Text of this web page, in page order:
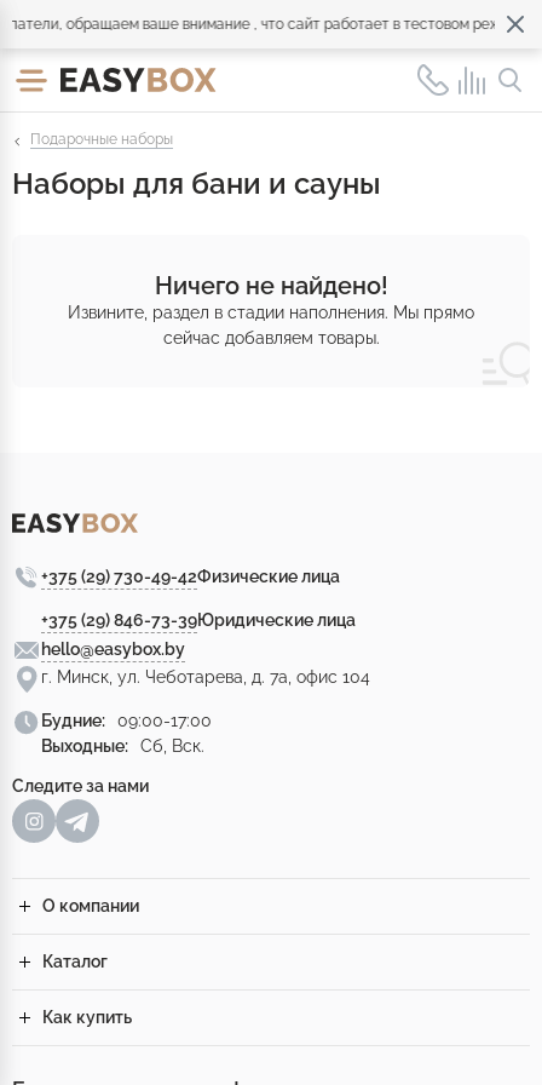
обращаем ваше внимание , что сайт работает в тестовом режиме.
Подарочные наборы
Наборы для бани и сауны
Ничего не найдено!
Извините, раздел в стадии наполнения. Мы прямо
сейчас добавляем товары.
+375 (29) 730-49-42Физические лица
+375 (29) 846-73-39Юридические лица
hello@easybox.by
г. Минск, ул. Чеботарева, д. 7а, офис 104
Будние:
09:00-17:00
Выходные:
Сб, Вск.
Следите за нами
О компании
Каталог
Как купить